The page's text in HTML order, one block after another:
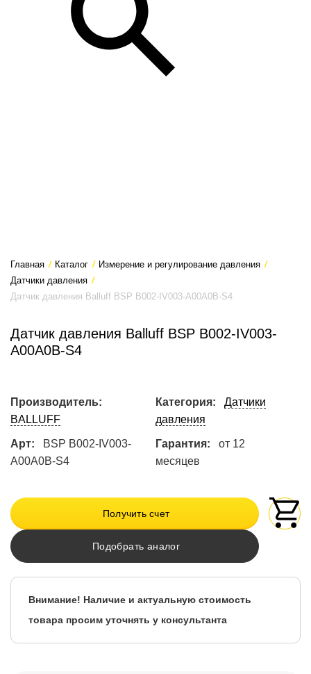
Главная / Каталог / Измерение и регулирование давления /
Датчики давления /
Датчик давления Balluff BSP B002-IV003-A00A0B-S4
Датчик давления Balluff BSP B002-IV003-
A00A0B-S4
Производитель:
BALLUFF
Категория:
Датчики
давления
Арт:
BSP B002-IV003-
A00A0B-S4
Гарантия:
от 12
месяцев
Получить счет
Подобрать аналог
Внимание! Наличие и актуальную стоимость
товара просим уточнять у консультанта